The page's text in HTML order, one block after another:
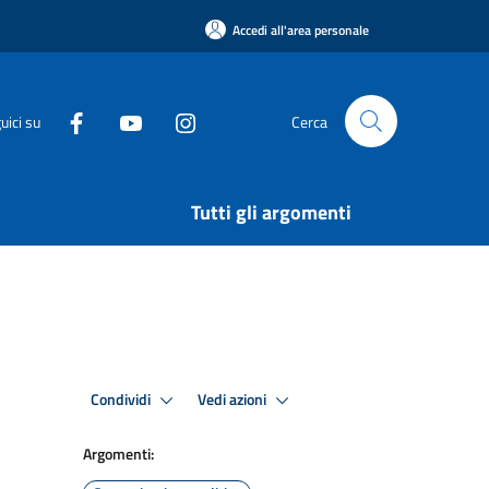
Accedi all'area personale
su Cerca
Tutti gli argomenti
Condividi Vedi azioni
Argomenti: